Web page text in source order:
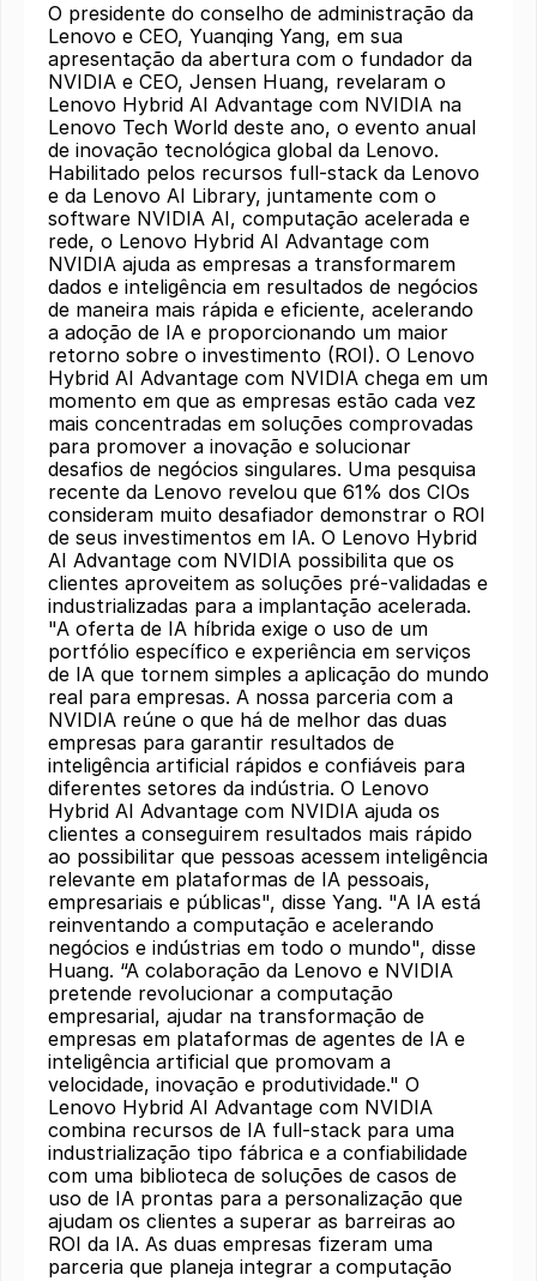
O presidente do conselho de administração da
Lenovo e CEO, Yuanqing Yang, em sua
apresentação da abertura com o fundador da
NVIDIA e CEO, Jensen Huang, revelaram o
Lenovo Hybrid AI Advantage com NVIDIA na
Lenovo Tech World deste ano, o evento anual
de inovação tecnológica global da Lenovo.
Habilitado pelos recursos full-stack da Lenovo
e da Lenovo AI Library, juntamente com o
software NVIDIA AI, computação acelerada e
rede, o Lenovo Hybrid AI Advantage com
NVIDIA ajuda as empresas a transformarem
dados e inteligência em resultados de negócios
de maneira mais rápida e eficiente, acelerando
a adoção de IA e proporcionando um maior
retorno sobre o investimento (ROI). O Lenovo
Hybrid AI Advantage com NVIDIA chega em um
momento em que as empresas estão cada vez
mais concentradas em soluções comprovadas
para promover a inovação e solucionar
desafios de negócios singulares. Uma pesquisa
recente da Lenovo revelou que 61% dos CIOs
consideram muito desafiador demonstrar o ROI
de seus investimentos em IA. O Lenovo Hybrid
AI Advantage com NVIDIA possibilita que os
clientes aproveitem as soluções pré-validadas e
industrializadas para a implantação acelerada.
"A oferta de IA híbrida exige o uso de um
portfólio específico e experiência em serviços
de IA que tornem simples a aplicação do mundo
real para empresas. A nossa parceria com a
NVIDIA reúne o que há de melhor das duas
empresas para garantir resultados de
inteligência artificial rápidos e confiáveis para
diferentes setores da indústria. O Lenovo
Hybrid AI Advantage com NVIDIA ajuda os
clientes a conseguirem resultados mais rápido
ao possibilitar que pessoas acessem inteligência
relevante em plataformas de IA pessoais,
empresariais e públicas", disse Yang. "A IA está
reinventando a computação e acelerando
negócios e indústrias em todo o mundo", disse
Huang. “A colaboração da Lenovo e NVIDIA
pretende revolucionar a computação
empresarial, ajudar na transformação de
empresas em plataformas de agentes de IA e
inteligência artificial que promovam a
velocidade, inovação e produtividade." O
Lenovo Hybrid AI Advantage com NVIDIA
combina recursos de IA full-stack para uma
industrialização tipo fábrica e a confiabilidade
com uma biblioteca de soluções de casos de
uso de IA prontas para a personalização que
ajudam os clientes a superar as barreiras ao
ROI da IA. As duas empresas fizeram uma
parceria que planeja integrar a computação